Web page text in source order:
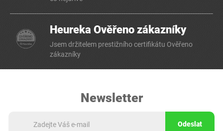
Heureka Ověřeno zákazníky
Jsem držitelem prestižního certifikátu Ověřeno
zákazníky
Newsletter
Odeslat